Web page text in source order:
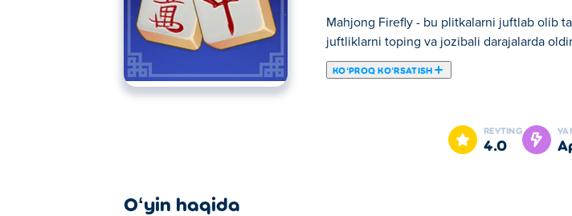
Mahjong Firefly - bu plitkalarni juftlab olib
juftliklarni toping va jozibali darajalarda
KOʻPROQ KOʻRSATISH
Bu yerda siz Mahjong Firefly o'ynashingiz mumkin. Mahjong Firefly bizning
REYTING
4.0
Oʻyin haqida